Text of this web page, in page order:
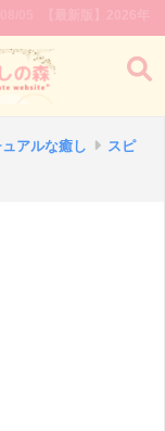
アルな癒し
スピ